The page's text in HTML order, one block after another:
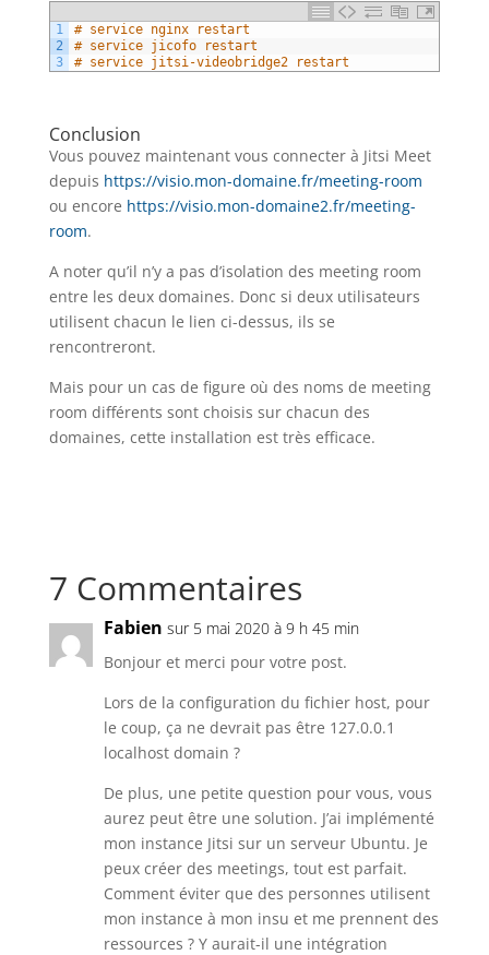
1
2
3
# service nginx restart
# service jicofo restart
# service jitsi-videobridge2 restart
Conclusion
Vous pouvez maintenant vous connecter à Jitsi Meet
depuis https://visio.mon-domaine.fr/meeting-room
ou encore https://visio.mon-domaine2.fr/meeting-
room.
A noter qu’il n’y a pas d’isolation des meeting room
entre les deux domaines. Donc si deux utilisateurs
utilisent chacun le lien ci-dessus, ils se
rencontreront.
Mais pour un cas de figure où des noms de meeting
room différents sont choisis sur chacun des
domaines, cette installation est très efficace.
7 Commentaires
Fabien sur 5 mai 2020 à 9 h 45 min
Bonjour et merci pour votre post.
Lors de la configuration du fichier host, pour
le coup, ça ne devrait pas être 127.0.0.1
localhost domain ?
De plus, une petite question pour vous, vous
aurez peut être une solution. J’ai implémenté
mon instance Jitsi sur un serveur Ubuntu. Je
peux créer des meetings, tout est parfait.
Comment éviter que des personnes utilisent
mon instance à mon insu et me prennent des
ressources ? Y aurait-il une intégration